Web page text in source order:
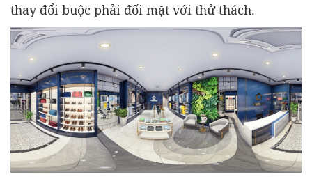
thay đổi buộc phải đối mặt với thử thách.